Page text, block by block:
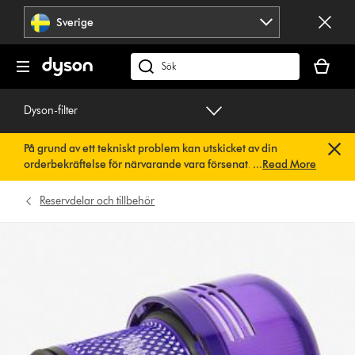
Hoppa
navigering
Sverige
Sök
på
är
tom
Dyson-filter
På grund av ett tekniskt problem kan utskicket av din
orderbekräftelse för närvarande vara försenat. Vi arbetar
redan på en snabb lösning.Du behöver inte göra någonting.
Din orderbekräftelse kommer snart att skickas till dig
...Read More
Reservdelar och tillbehör